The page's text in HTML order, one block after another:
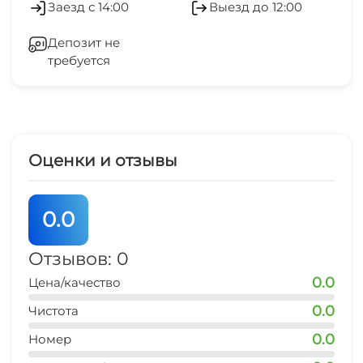
центр города
рынок
1 мин
5 мин
Гладильные принадлежности
Заезд с 14:00 Выезд до 12:00
Депозит не
требуется
Оценки и отзывы
0.0
Отзывов: 0
Цена/качество 0.0
Чистота 0.0
Номер 0.0